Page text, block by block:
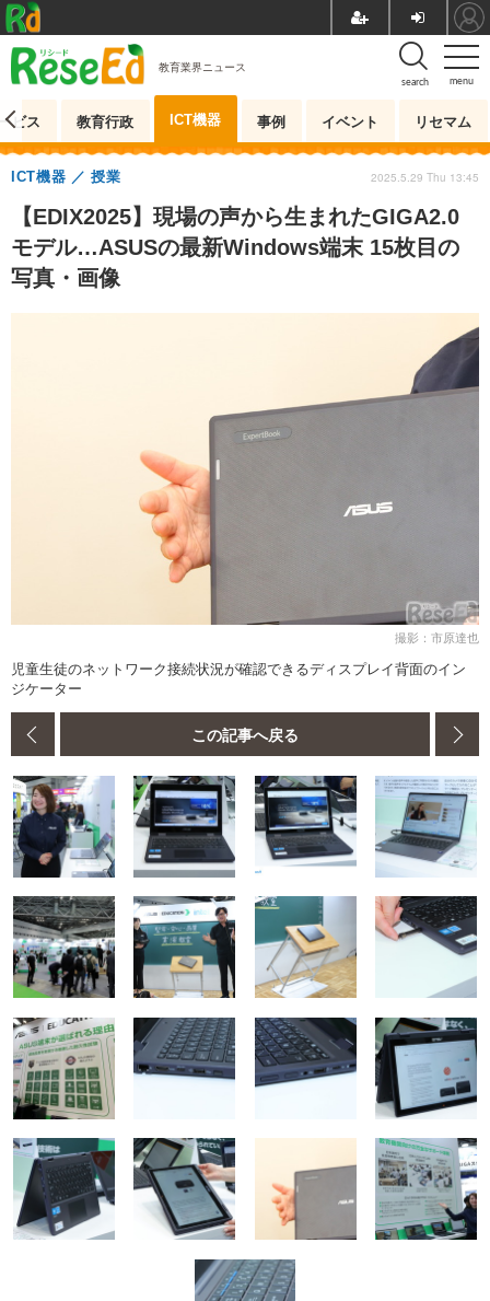
menu
search
教育業界ニュース
ビス 教育行政 ICT機器 事例 イベント リセマム
【EDIX2025】現場の声から生まれたGIGA2.0
モデル…ASUSの最新Windows端末 15枚目の
写真・画像
ICT機器 授業 2025.5.29 Thu 13:45
撮影：市原達也
児童生徒のネットワーク接続状況が確認できるディスプレイ背面のイン
ジケーター
この記事へ戻る